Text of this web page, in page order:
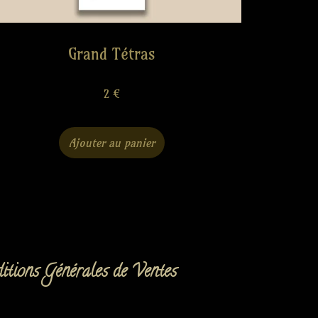
Grand Tétras
2€
Ajouter au panier
Générales de Ventes